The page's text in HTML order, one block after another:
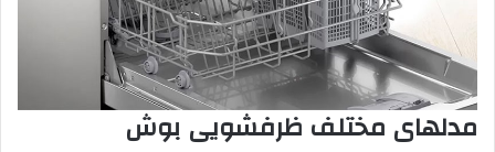
مدلهای مختلف ظرفشویی بوش